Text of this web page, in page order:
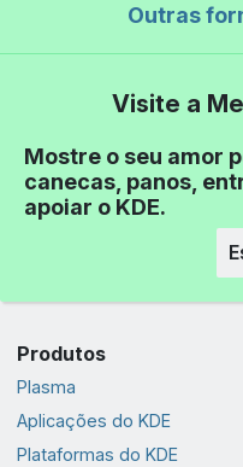
Outras
Visite a
Mostre o seu amor
canecas, panos,
apoiar o KDE.
Produtos
Plasma
Aplicações do KDE
Plataformas do KDE